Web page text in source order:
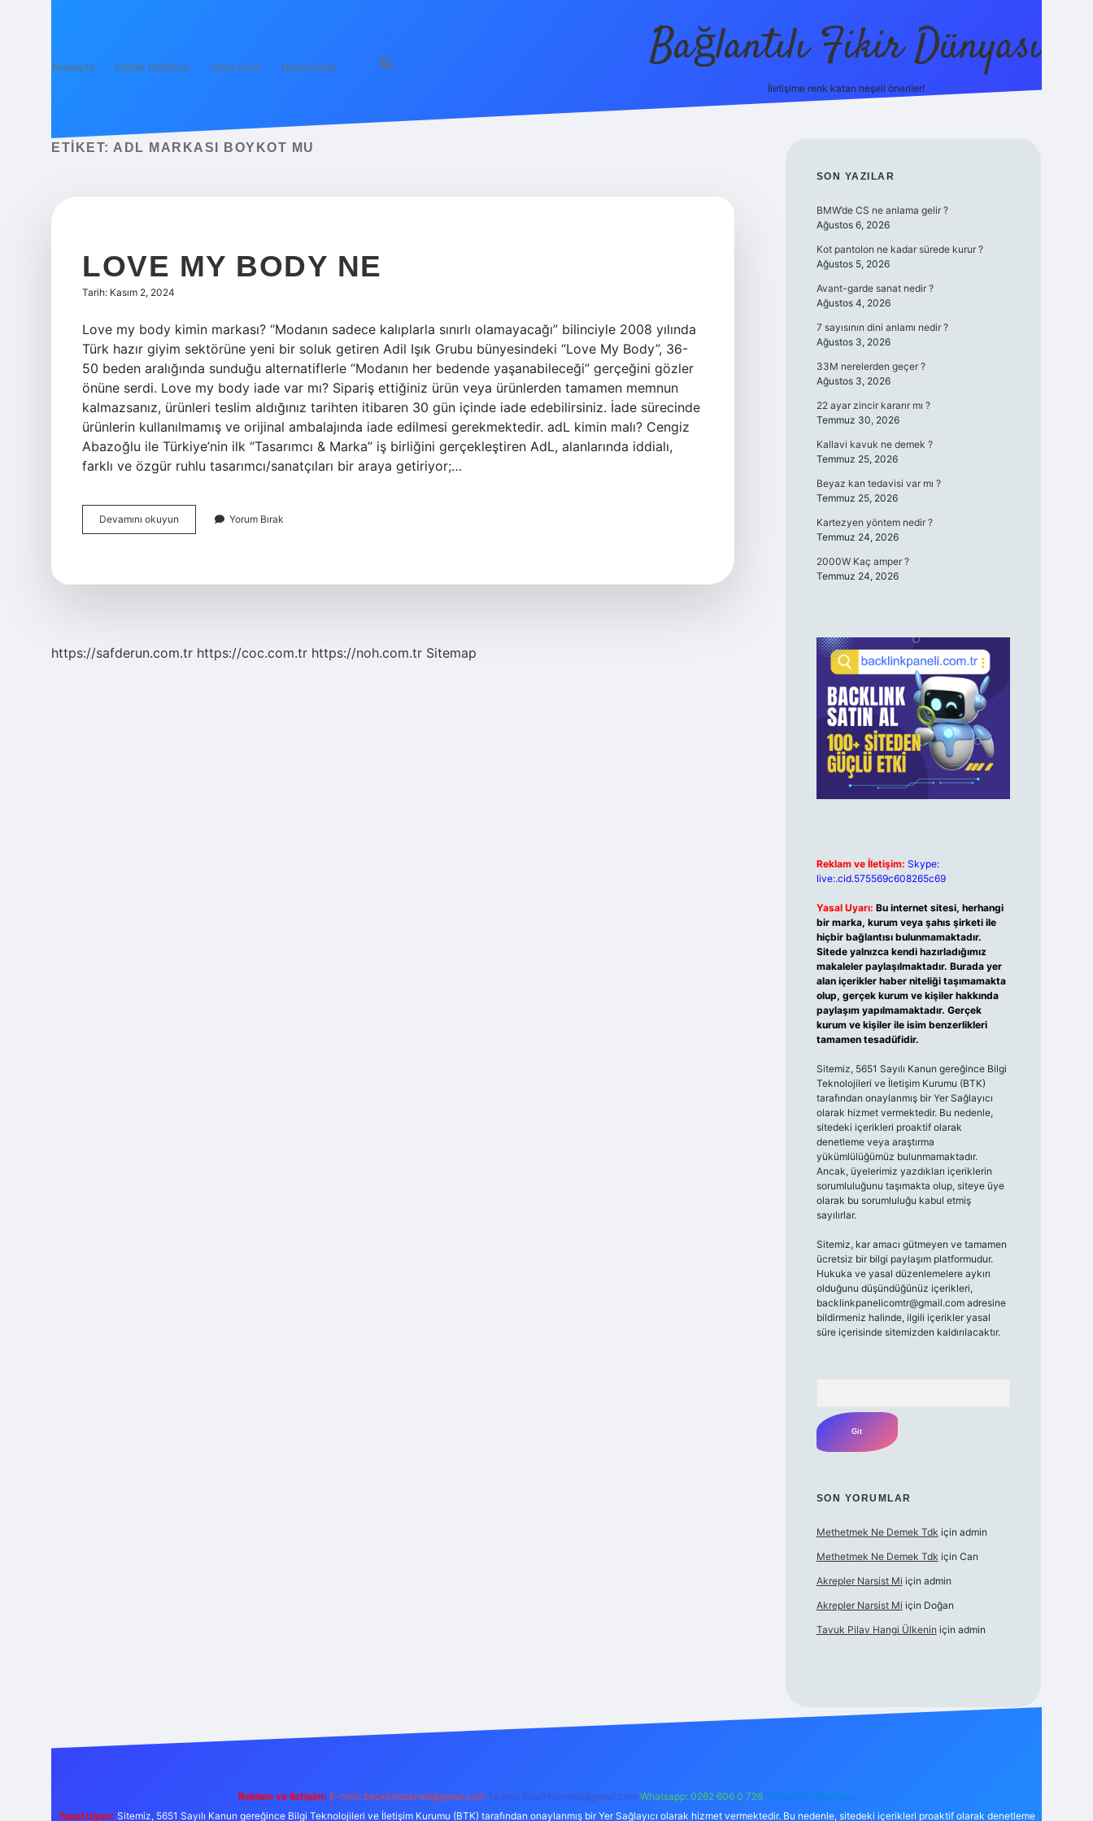
Anasayfa Gizlilik Politikası Yasal Uyarı Hakkımızda Bağlantılı Fikir Dünyası
İletişime renk katan neşeli öneriler!
ETIKET: ADL MARKASI BOYKOT MU
LOVE MY BODY NE
Tarih: Kasım 2, 2024
Love my body kimin markası? “Modanın sadece kalıplarla sınırlı olamayacağı” bilinciyle 2008 yılında
Türk hazır giyim sektörüne yeni bir soluk getiren Adil Işık Grubu bünyesindeki “Love My Body”, 36-
50 beden aralığında sunduğu alternatiflerle “Modanın her bedende yaşanabileceği” gerçeğini gözler
önüne serdi. Love my body iade var mı? Sipariş ettiğiniz ürün veya ürünlerden tamamen memnun
kalmazsanız, ürünleri teslim aldığınız tarihten itibaren 30 gün içinde iade edebilirsiniz. İade sürecinde
ürünlerin kullanılmamış ve orijinal ambalajında ​​iade edilmesi gerekmektedir. adL kimin malı? Cengiz
Abazoğlu ile Türkiye’nin ilk “Tasarımcı & Marka” iş birliğini gerçekleştiren AdL, alanlarında iddialı,
farklı ve özgür ruhlu tasarımcı/sanatçıları bir araya getiriyor;…
Devamını okuyun
My
Yorum Bırak
https://safderun.com.tr https://coc.com.tr https://noh.com.tr Sitemap
SIDEBAR
SON YAZILAR
BMW’de CS ne anlama gelir ?
Ağustos 6, 2026
Kot pantolon ne kadar sürede kurur ?
Ağustos 5, 2026
Avant-garde sanat nedir ?
Ağustos 4, 2026
7 sayısının dini anlamı nedir ?
Ağustos 3, 2026
33M nerelerden geçer ?
Ağustos 3, 2026
22 ayar zincir kararır mı ?
Temmuz 30, 2026
Kallavi kavuk ne demek ?
Temmuz 25, 2026
Beyaz kan tedavisi var mı ?
Temmuz 25, 2026
Kartezyen yöntem nedir ?
Temmuz 24, 2026
2000W Kaç amper ?
Temmuz 24, 2026
Reklam ve İletişim: Skype:
live:.cid.575569c608265c69
Yasal Uyarı: Bu internet sitesi, herhangi
bir marka, kurum veya şahıs şirketi ile
hiçbir bağlantısı bulunmamaktadır.
Sitede yalnızca kendi hazırladığımız
makaleler paylaşılmaktadır. Burada yer
alan içerikler haber niteliği taşımamakta
olup, gerçek kurum ve kişiler hakkında
paylaşım yapılmamaktadır. Gerçek
kurum ve kişiler ile isim benzerlikleri
tamamen tesadüfidir.
Sitemiz, 5651 Sayılı Kanun gereğince Bilgi
Teknolojileri ve İletişim Kurumu (BTK)
tarafından onaylanmış bir Yer Sağlayıcı
olarak hizmet vermektedir. Bu nedenle,
sitedeki içerikleri proaktif olarak
denetleme veya araştırma
yükümlülüğümüz bulunmamaktadır.
Ancak, üyelerimiz yazdıkları içeriklerin
sorumluluğunu taşımakta olup, siteye üye
olarak bu sorumluluğu kabul etmiş
sayılırlar.
Sitemiz, kar amacı gütmeyen ve tamamen
ücretsiz bir bilgi paylaşım platformudur.
Hukuka ve yasal düzenlemelere aykırı
olduğunu düşündüğünüz içerikleri,
backlinkpanelicomtr@gmail.comadresine
bildirmeniz halinde, ilgili içerikler yasal
süre içerisinde sitemizden kaldırılacaktır.
SON YORUMLAR
Methetmek Ne Demek Tdk için admin
Methetmek Ne Demek Tdk için Can
Akrepler Narsist Mi için admin
Akrepler Narsist Mi için Doğan
Tavuk Pilav Hangi Ülkenin için admin
Reklam ve İletişim: E-mail: backlinkpaneli@gmail.com Teams: forumhizmeti@gmail.com Whatsapp: 0262 606 0 726 Telegram: @karabul
Yasal Uyarı: Sitemiz, 5651 Sayılı Kanun gereğince Bilgi Teknolojileri ve İletişim Kurumu (BTK) tarafından onaylanmış bir Yer Sağlayıcı olarak hizmet vermektedir. Bu nedenle, sitedeki içerikleri proaktif olarak denetleme